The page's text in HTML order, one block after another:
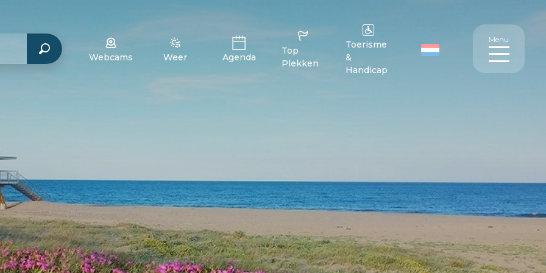
Webcams Weer Agenda
Top
Plekken
Toerisme
&
Handicap
Menu